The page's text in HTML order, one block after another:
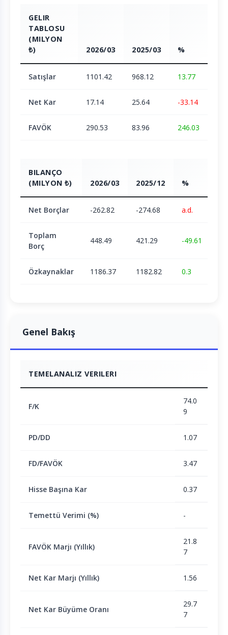
GELIR
TABLOSU
(MILYON
₺)
2026/03 2025/03 %
Satışlar 1101.42 968.12 13.77
Net Kar 17.14 25.64 -33.14
FAVÖK 290.53 83.96 246.03
BILANÇO
(MILYON ₺)
2026/03 2025/12 %
Net Borçlar -262.82 -274.68 a.d.
Toplam
Borç
448.49 421.29 -49.61
Özkaynaklar 1186.37 1182.82 0.3
Genel Bakış
TEMELANALIZ VERILERI
F/K
74.0
9
PD/DD 1.07
FD/FAVÖK 3.47
Hisse Başına Kar 0.37
Temettü Verimi (%) -
FAVÖK Marjı (Yıllık)
21.8
7
Net Kar Marjı (Yıllık) 1.56
Net Kar Büyüme Oranı
29.7
7